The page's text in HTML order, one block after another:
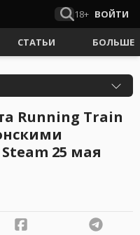
18+ ВОЙТИ
СТАТЬИ БОЛЬШЕ
Running Train
25 мая